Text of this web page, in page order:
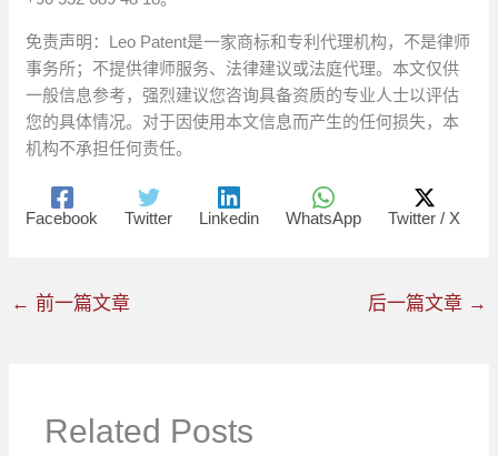
免责声明：Leo Patent是一家商标和专利代理机构，不是律师
事务所；不提供律师服务、法律建议或法庭代理。本文仅供
一般信息参考，强烈建议您咨询具备资质的专业人士以评估
您的具体情况。对于因使用本文信息而产生的任何损失，本
机构不承担任何责任。
Facebook Twitter Linkedin WhatsApp Twitter / X
← 前一篇文章 后一篇文章 →
Related Posts